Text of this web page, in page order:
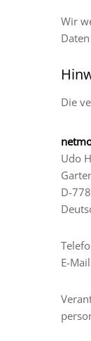
Wir
Die
Udo
D-
E-